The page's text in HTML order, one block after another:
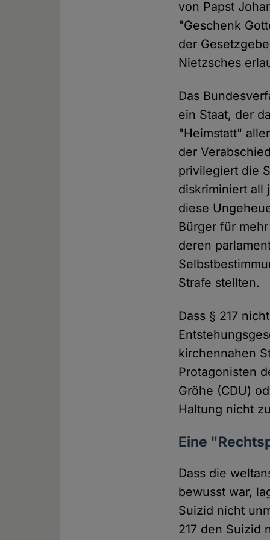
von Papst
"Geschenk
der
Nietzsches
Das
ein Staat, der
"Heimstatt"
der
privilegiert die
diskriminiert all
diese
Bürger für
deren
Strafe stellten.
Dass § 217
kirchennahen
Protagonisten
Gröhe (CDU)
Haltung nicht
Eine
Dass die
bewusst war,
Suizid nicht
217 den Suizid